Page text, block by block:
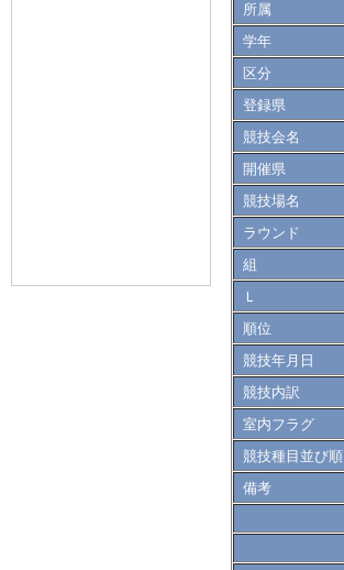
所属
学年
区分
登録県
競技会名
開催県
競技場名
ラウンド
組
Ｌ
順位
競技年月日
競技内訳
室内フラグ
競技種目並び順
備考